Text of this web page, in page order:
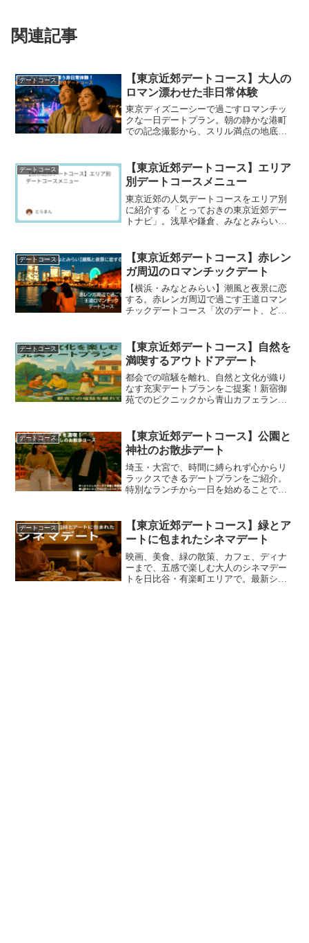
関連記事
デートコース
【東京近郊デートコース】大人の
ロマン漂わせた非日常体験
東京ディズニーシーで過ごすロマンチッ
クな一日デートプラン。朝の静かな港町
での記念撮影から、スリル満点の地底探
て感動のナイトショーまで。非日常の世
界で、二人だけの物語を紡ぎましょう。
デートコース
【東京近郊デートコース】エリア
別デートコースメニュー
東京近郊の人気デートコースをエリア別
に紹介する「とっておきの東京近郊デー
トナビ」。浅草や鎌倉、みなとみらいな
で、2人の時間を特別に彩るデートプラン
が満載です。
デートコース
【東京近郊デートコース】赤レン
ガ周辺のロマンチックデート
【横浜・みなとみらい】潮風と夜景に恋
する。赤レンガ周辺で過ごす王道ロマン
チックデートコース「次のデート、どこ
よね。😉もしあなたが、都会の洗練され
た雰囲気と、心癒される開...
デートコース
【東京近郊デートコース】自然を
満喫するアウトドアデート
都会での喧騒を離れ、自然と文化が織り
なす充実デートプランをご提案！新宿御
苑でのピクニックから青山カフェラン
ます。このブログで特別な時間を計画し
てみましょう。
デートコース
【東京近郊デートコース】公園と
神社のお散歩デート
埼玉・大宮で、時間に縛られず心からリ
ラックスできるデートプランをご紹介。
特別なランチから一日を始めることで、
の和スイーツまで、癒やしと美味しさが
詰まった贅沢な休日を過ごしてみません
か？
デートコース
【東京近郊デートコース】緑とア
ートに包まれたシネマデート
映画、美食、緑の散策、カフェ、ディナ
ーまで、五感で楽しむ大人のシネマデー
トを日比谷・有楽町エリアで。最新シネ